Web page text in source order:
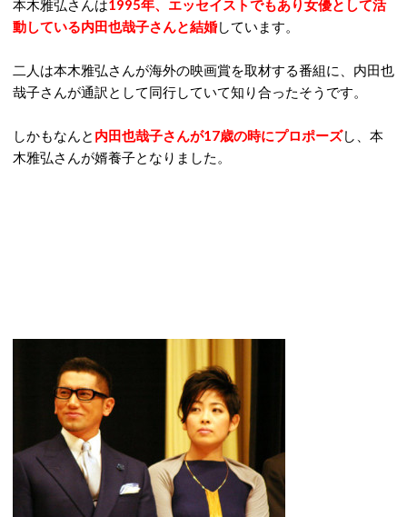
本木雅弘さんは1995年、エッセイストでもあり女優として活
動している内田也哉子さんと結婚しています。
二人は本木雅弘さんが海外の映画賞を取材する番組に、内田也
哉子さんが通訳として同行していて知り合ったそうです。
しかもなんと 内田也哉子さんが17歳の時にプロポーズし、本
木雅弘さんが婿養子となりました。